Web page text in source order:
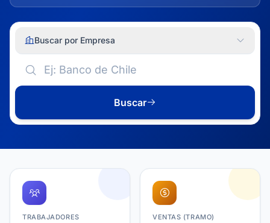
Buscar por Empresa
Buscar
TRABAJADORES VENTAS (TRAMO)